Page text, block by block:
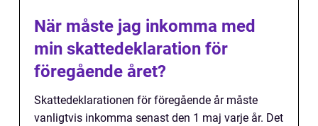
När måste jag inkomma med
min skattedeklaration för
föregående året?
Skattedeklarationen för föregående år måste
vanligtvis inkomma senast den 1 maj varje år. Det